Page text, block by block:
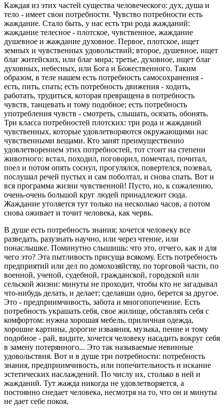
Каждая из этих частей существа человеческого: дух, душа и
тело - имеет свои потребности. Чувство потребности есть
жаждание. Стало быть, у нас есть три рода жажданий:
жаждание телесное - плотское, чувственное, жаждание
душевное и жаждание духовное. Первое, плотское, ищет
земных и чувственных удовольствий; второе, душевное, ищет
благ житейских, или благ мира; третье, духовное, ищет благ
духовных, небесных, или Бога и Божественного. Таким
образом, в теле нашем есть потребность самосохранения -
есть, пить, спать; есть потребность движения - ходить,
работать, трудиться, которая превращена в потребность
чувств, танцевать и тому подобное; есть потребность
употребления чувств - смотреть, слышать, осязать, обонять.
Три класса потребностей плотских: три рода и жажданий
чувственных, которые удовлетворяются окружающими нас
чувственными вещами. Кто занят преимущественно
удовлетворением этих потребностей, тот стоит на степени
животного: встал, походил, поговорил, помечтал, почитал,
поел и потом опять соснул, прогулялся, повертелся, позевал,
послушал речей пустых и сам поболтал, и снова спать. Вот и
вся программа жизни чувственной! Пусто, но, к сожалению,
очень-очень большой круг людей принадлежит сюда.
Жаждание утоляется тут только на несколько часов, а потом
снова оживает и точит человека, как червь.
В душе есть потребность знания; хочется человеку все
разведать, разузнать научно, или через чтение, или
понаслышке. Поминутно слышишь: что это, отчего, как и для
чего это? Эта пытливость присуща всякому. Есть потребность
предприятий или дел по домохозяйству, по торговой части, по
военной, ученой, судебной, гражданской, городской или
сельской жизни: минуты не проходит, чтобы кто не загадывал
что-нибудь делать, и делает; сделавши одно, берется за другое.
Это - предприимчивость, забота и многопопечение. Есть
потребность украшать себя, свое жилище, обставлять себя с
комфортом: нужна хорошая мебель, приличная одежда,
хорошие картины, дорогие изваяния, музыка, пение и тому
подобное - рай, видите, хочется человеку насадить вокруг себя
в замену потерянного... Это так называемые невинные
удовольствия. Вот и в душе три потребности: потребность
знания, предприимчивость, или попечительность и искание
эстетических наслаждений. По числу их, столько в ней и
жажданий. Тут жажда никогда не удовлетворяется, а
постоянно снедает человека, несмотря на то, что он и минуты
не дает себе покоя.